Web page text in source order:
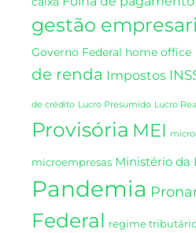
gestão
Governo Federal home office
de renda Impostos
de crédito Lucro Presumido Lucro
Provisória MEI
microempresas Ministério da
Pandemia
Federal regime